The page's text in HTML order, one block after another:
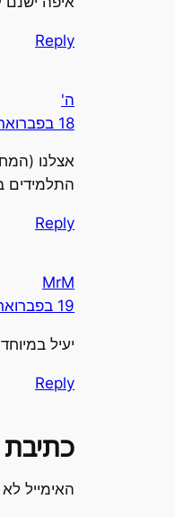
Reply
ה'
18 בפברואר, 2006
אצלנו
התלמידים
Reply
MrM
19 בפברואר, 2006
יעיל
Reply
האימייל